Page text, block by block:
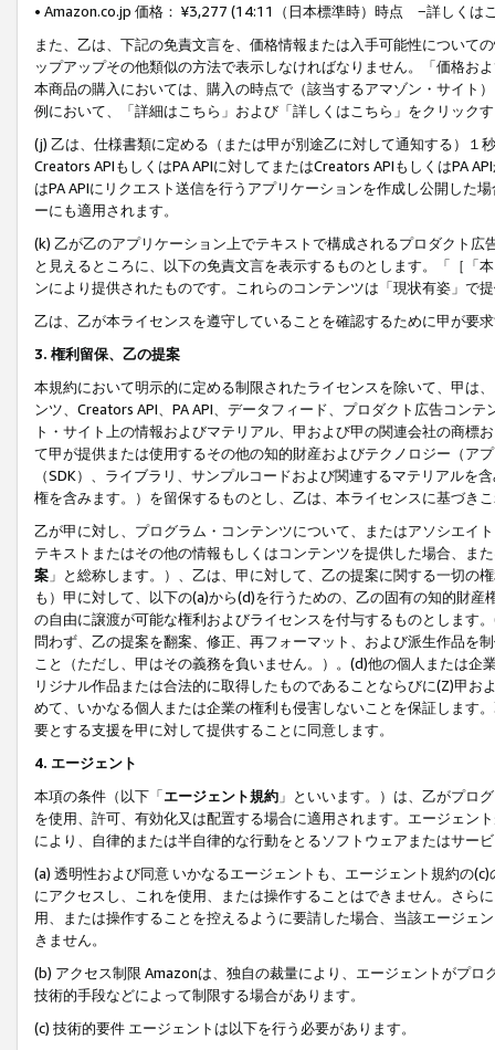
• Amazon.co.jp 価格： ¥3,277 (14:11（日本標準時）時点 −詳しくは
また、乙は、下記の免責文言を、価格情報または入手可能性について
ップアップその他類似の方法で表示しなければなりません。「価格
本商品の購入においては、購入の時点で（該当するアマゾン・サイト
例において、「詳細はこちら」および「詳しくはこちら」をクリック
(j) 乙は、仕様書類に定める（または甲が別途乙に対して通知する）
Creators APIもしくはPA APIに対してまたはCreators APIもしくはPA
はPA APIにリクエスト送信を行うアプリケーションを作成し公開した
ーにも適用されます。
(k) 乙が乙のアプリケーション上でテキストで構成されるプロダクト
と見えるところに、以下の免責文言を表示するものとします。「［「
ンにより提供されたものです。これらのコンテンツは「現状有姿」で
乙は、乙が本ライセンスを遵守していることを確認するために甲が要
3. 権利留保、乙の提案
本規約において明示的に定める制限されたライセンスを除いて、甲は
ンツ、Creators API、PA API、データフィード、プロダクト広告コン
ト・サイト上の情報およびマテリアル、甲および甲の関連会社の商
て甲が提供または使用するその他の知的財産およびテクノロジー（ア
（SDK）、ライブラリ、サンプルコードおよび関連するマテリアル
権を含みます。）を留保するものとし、乙は、本ライセンスに基づき
乙が甲に対し、プログラム・コンテンツについて、またはアソシエイ
テキストまたはその他の情報もしくはコンテンツを提供した場合、ま
案 」と総称します。）、乙は、甲に対して、乙の提案に関する一切
も）甲に対して、以下の(a)から(d)を行うための、乙の固有の知的財
の自由に譲渡が可能な権利およびライセンスを付与するものとします
問わず、乙の提案を翻案、修正、再フォーマット、および派生作品を
こと（ただし、甲はその義務を負いません。）。(d)他の個人または
リジナル作品または合法的に取得したものであることならびに(Z)甲
めて、いかなる個人または企業の権利も侵害しないことを保証します
要とする支援を甲に対して提供することに同意します。
4. エージェント
本項の条件（以下「エージェント規約 」といいます。）は、乙がプロ
を使用、許可、有効化又は配置する場合に適用されます。エージェン
により、自律的または半自律的な行動をとるソフトウェアまたはサー
(a) 透明性および同意 いかなるエージェントも、エージェント規約の
にアクセスし、これを使用、または操作することはできません。さら
用、または操作することを控えるように要請した場合、当該エージェ
きません。
(b) アクセス制限 Amazonは、独自の裁量により、エージェントがプ
技術的手段などによって制限する場合があります。
(c) 技術的要件 エージェントは以下を行う必要があります。